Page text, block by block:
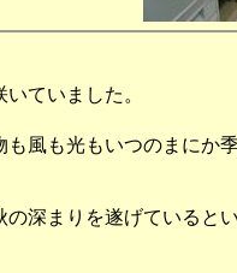
ていました。
風も光もいつのまにか
深まりを遂げていると